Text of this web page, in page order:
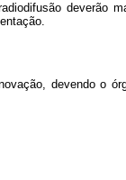
deverão
devendo o